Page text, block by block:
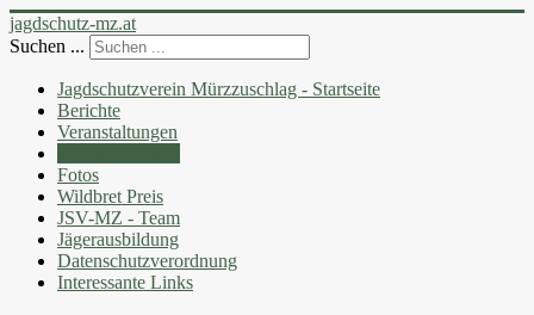
jagdschutz-mz.at
Suchen ...
Jagdschutzverein Mürzzuschlag - Startseite
Berichte
Veranstaltungen
Fotos
Wildbret Preis
JSV-MZ - Team
Jägerausbildung
Datenschutzverordnung
Interessante Links